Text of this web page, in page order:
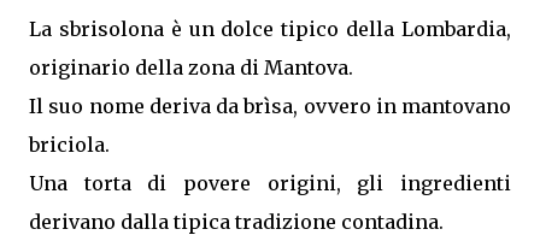
La sbrisolona è un dolce tipico della Lombardia,
originario della zona di Mantova.
Il suo nome deriva da brìsa, ovvero in mantovano
briciola.
Una torta di povere origini, gli ingredienti
derivano dalla tipica tradizione contadina.